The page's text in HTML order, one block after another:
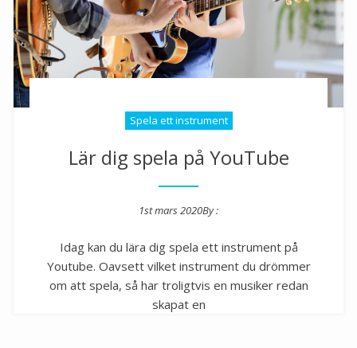
Spela ett instrument
Lär dig spela på YouTube
1st mars 2020By :
Idag kan du lära dig spela ett instrument på
Youtube. Oavsett vilket instrument du drömmer
om att spela, så har troligtvis en musiker redan
skapat en